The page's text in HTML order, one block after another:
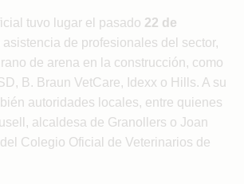
tuvo lugar el pasado 22 de
asistencia de profesionales del sector,
de arena en la construcción, como
B. Braun VetCare, Idexx o Hills. A su
autoridades locales, entre quienes
alcaldesa de Granollers o Joan
Colegio Oficial de Veterinarios de